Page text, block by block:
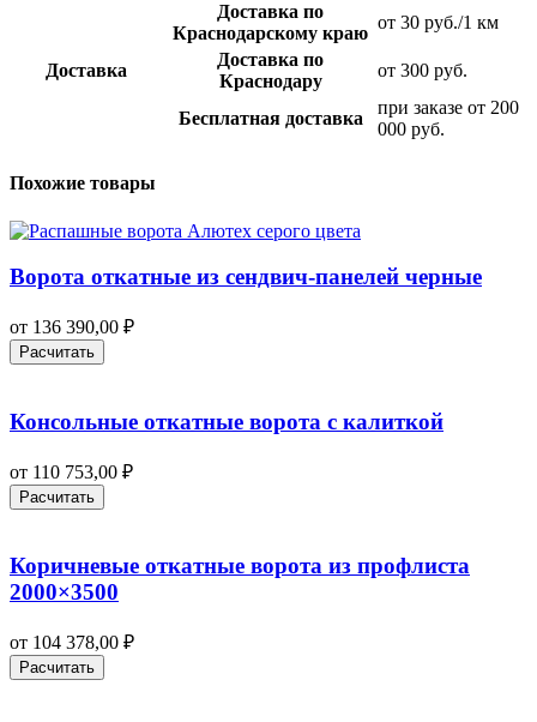
Доставка
Доставка по
Краснодарскому краю
от 30 руб./1 км
Доставка по
Краснодару
от 300 руб.
Бесплатная доставка
при заказе от 200
000 руб.
Похожие товары
Ворота откатные из сендвич-панелей черные
от 136 390,00 ₽
Расчитать
Консольные откатные ворота с калиткой
от 110 753,00 ₽
Расчитать
Коричневые откатные ворота из профлиста
2000×3500
от 104 378,00 ₽
Расчитать